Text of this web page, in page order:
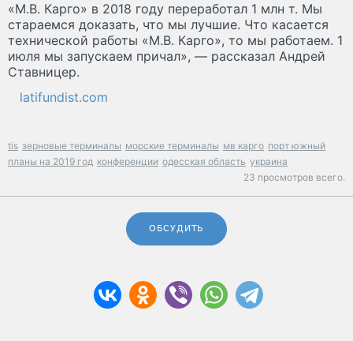
«М.В. Карго» в 2018 году переработал 1 млн т. Мы
стараемся доказать, что мы лучшие. Что касается
технической работы «М.В. Карго», то мы работаем. 1
июля мы запускаем причал», — рассказал Андрей
Ставницер.
latifundist.com
tis зерновые терминалы морские терминалы мв карго порт южный
планы на 2019 год конференции одесская область украина
23 просмотров всего.
ОБСУДИТЬ